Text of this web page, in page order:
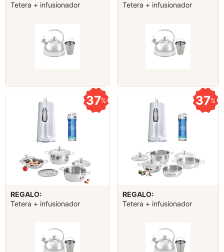
Tetera + infusionador
Tetera + infusionador
37%
REGALO:
Tetera + infusionador
37%
REGALO:
Tetera + infusionador